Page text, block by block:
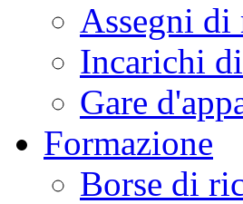
Assegni di
Incarichi
Gare
Formazione
Borse di